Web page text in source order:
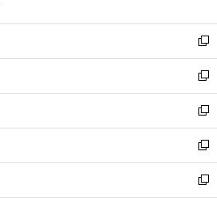
開
く
ウ
で
開
く
ン
ド
ウ
で
開
く
ウ
ィ
ン
ド
ウ
で
開
く
新
し
い
ウ
ィ
ン
ド
ウ
で
開
新
し
い
ウ
ィ
ン
ド
ウ
新
し
い
ウ
ィ
ン
新
し
い
ウ
新
し